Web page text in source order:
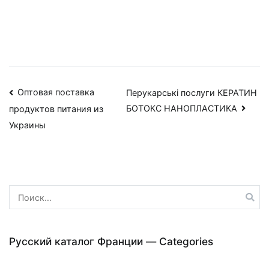
Навигация
по
Оптовая поставка
продуктов питания из
Украины
Перукарські послуги КЕРАТИН
БОТОКС НАНОПЛАСТИКА
Найти:
Русский каталог Франции — Categories